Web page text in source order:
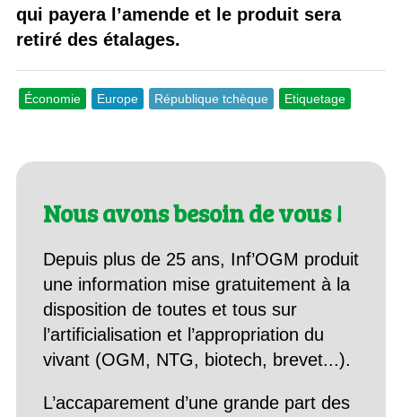
qui payera l’amende et le produit sera
retiré des étalages.
Économie Europe République tchèque Etiquetage
Nous avons besoin de vous !
Depuis plus de 25 ans, Inf’OGM produit
une information mise gratuitement à la
disposition de toutes et tous sur
l’artificialisation et l’appropriation du
vivant (OGM, NTG, biotech, brevet...).
L’accaparement d’une grande part des